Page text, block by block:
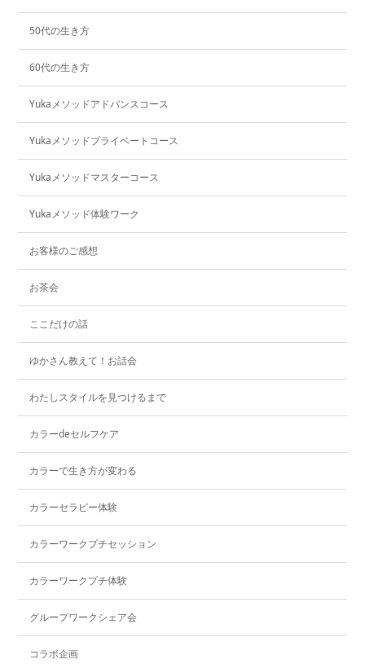
50代の生き方
60代の生き方
Yukaメソッドアドバンスコース
Yukaメソッドプライベートコース
Yukaメソッドマスターコース
Yukaメソッド体験ワーク
お客様のご感想
お茶会
ここだけの話
ゆかさん教えて！お話会
わたしスタイルを見つけるまで
カラーdeセルフケア
カラーで生き方が変わる
カラーセラピー体験
カラーワークプチセッション
カラーワークプチ体験
グループワークシェア会
コラボ企画